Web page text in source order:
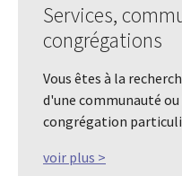
Services,
congrégations
Vous êtes à la
d'une communauté
congrégation
voir plus >